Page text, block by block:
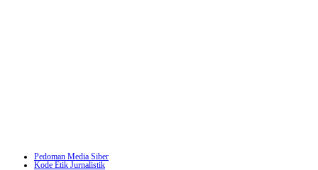
Pedoman Media Siber
Kode Etik Jurnalistik